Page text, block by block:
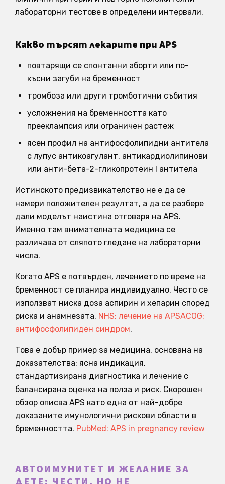
лабораторни тестове в определени интервали.
Какво търсят лекарите при APS
повтарящи се спонтанни аборти или по-
късни загуби на бременност
тромбоза или други тромботични събития
усложнения на бременността като
прееклампсия или ограничен растеж
ясен профил на антифосфолипидни антитела
с лупус антикоагулант, антикардиолипинови
или анти-бета-2-гликопротеин I антитела
Истинското предизвикателство не е да се
намери положителен резултат, а да се разбере
дали моделът наистина отговаря на APS.
Именно там внимателната медицина се
различава от сляпото гледане на лабораторни
числа.
Когато APS е потвърден, лечението по време на
бременност се планира индивидуално. Често се
използват ниска доза аспирин и хепарин според
риска и анамнезата. NHS: лечение на APSACOG:
антифосфолипиден синдром.
Това е добър пример за медицина, основана на
доказателства: ясна индикация,
стандартизирана диагностика и лечение с
балансирана оценка на полза и риск. Скорошен
обзор описва APS като една от най-добре
доказаните имунологични рискови области в
бременността. PubMed: APS in pregnancy review
АВТОИМУНИТЕТ И ЖЕЛАНИЕ ЗА